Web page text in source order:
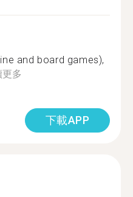
and board games),
多
下載APP